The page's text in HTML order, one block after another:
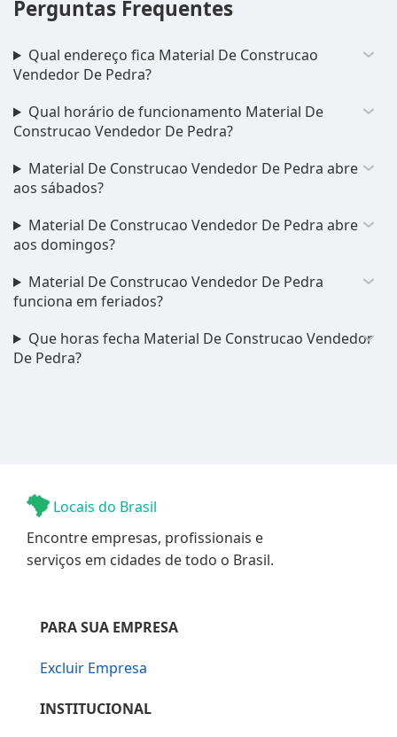
Perguntas Frequentes
Qual endereço fica Material De Construcao
Vendedor De Pedra?
Qual horário de funcionamento Material De
Construcao Vendedor De Pedra?
Material De Construcao Vendedor De Pedra abre
aos sábados?
Material De Construcao Vendedor De Pedra abre
aos domingos?
Material De Construcao Vendedor De Pedra
funciona em feriados?
Que horas fecha Material De Construcao Vendedor
De Pedra?
Locais do Brasil
Encontre empresas, profissionais e
serviços em cidades de todo o Brasil.
PARA SUA EMPRESA
Excluir Empresa
INSTITUCIONAL